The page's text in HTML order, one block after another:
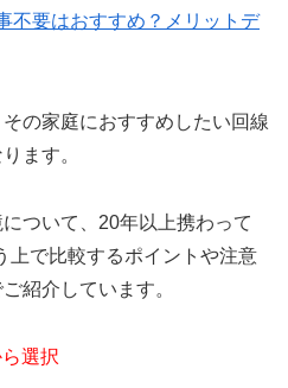
不要はおすすめ？メリットデ
の家庭におすすめしたい回線
ます。
ついて、20年以上携わって
上で比較するポイントや注意
紹介しています。
選択